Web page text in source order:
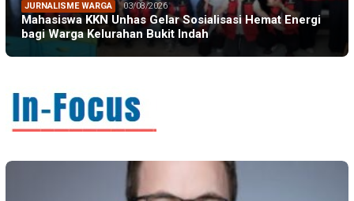
JURNALISME WARGA 03/08/2026
Mahasiswa KKN Unhas Gelar Sosialisasi Hemat Energi
bagi Warga Kelurahan Bukit Indah